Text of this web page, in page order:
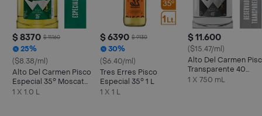
$ 8370 $ 11.160
25%
($8.38/ml)
Alto Del Carmen Pisco
Especial 35° Moscatel
100% Uvas Finas 1 L
1 X 1.0 L
$ 6390 $ 9130
30%
($6.40/ml)
Tres Erres Pisco
Especial 35° 1 L
1 X 1 L
$ 11.600
($15.47/ml)
Alto Del Carmen
Transparente 40
Grados 750 cc
1 X 750 mL